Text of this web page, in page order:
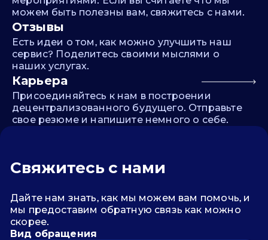
можем быть полезны вам, свяжитесь с нами.
Отзывы
Есть идеи о том, как можно улучшить наш
сервис? Поделитесь своими мыслями о
наших услугах.
Карьера
Присоединяйтесь к нам в построении
децентрализованного будущего. Отправьте
свое резюме и напишите немного о себе.
Свяжитесь с нами
Дайте нам знать, как мы можем вам помочь, и
мы предоставим обратную связь как можно
скорее.
Вид обращения